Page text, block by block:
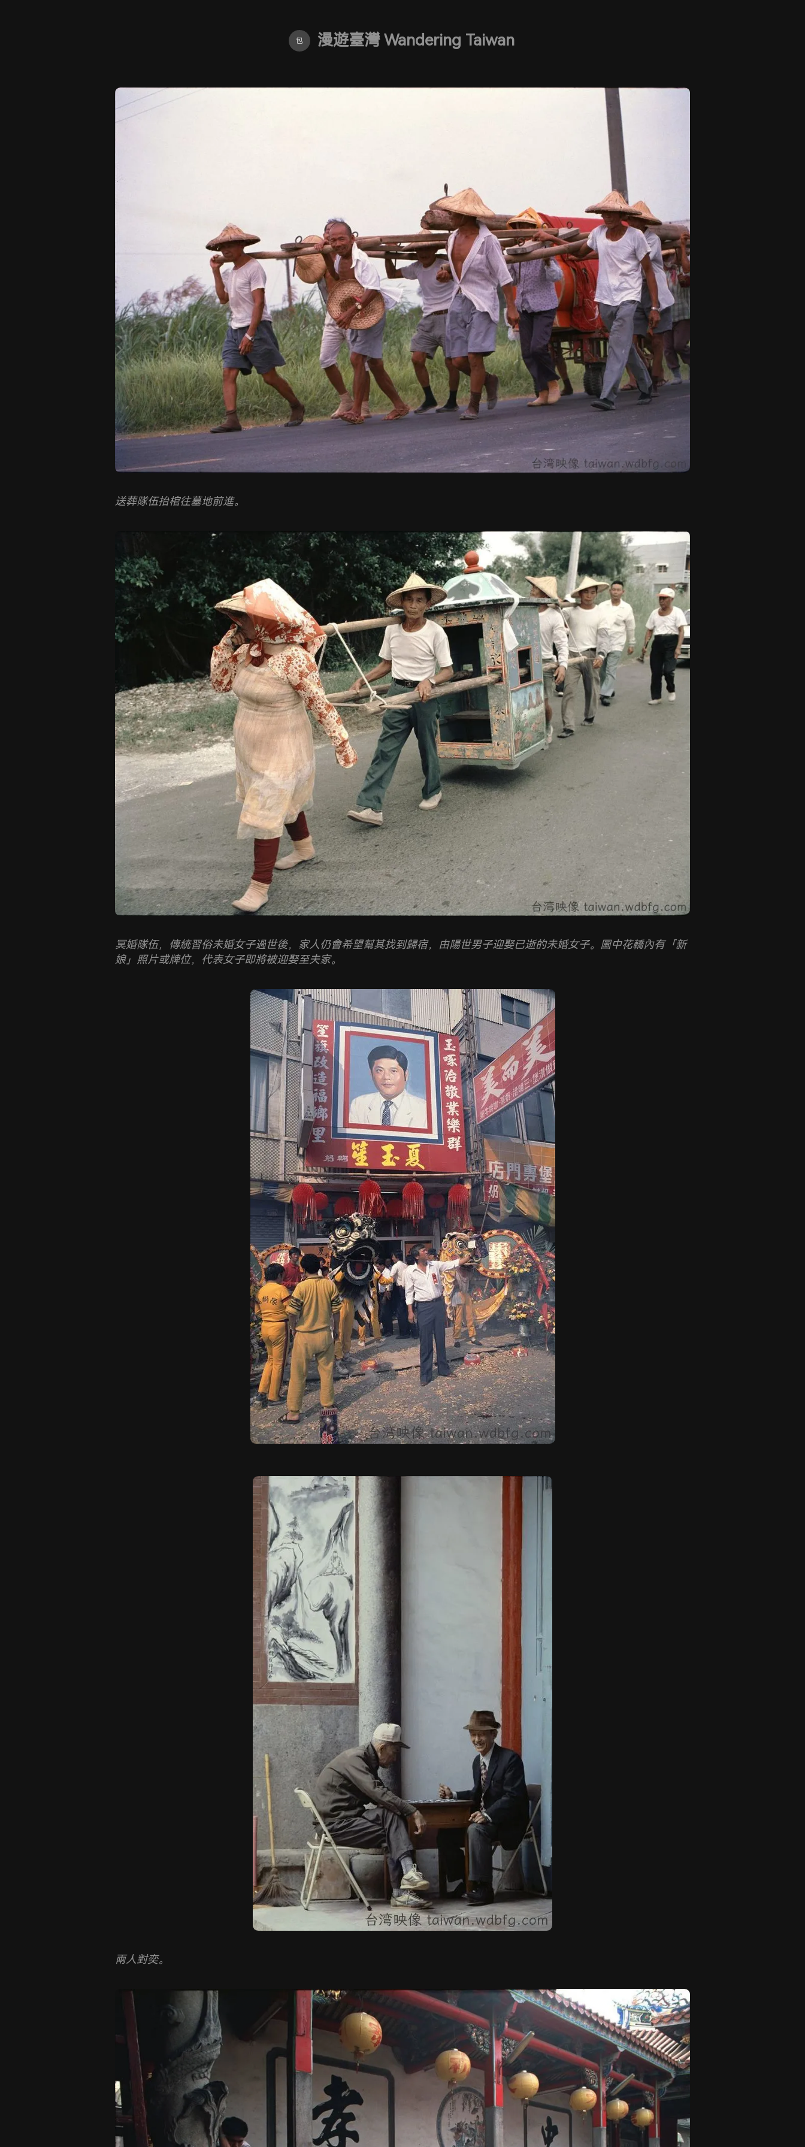
包 漫遊臺灣 Wandering Taiwan
送葬隊伍抬棺往墓地前進。
冥婚隊伍，傳統習俗未婚女子過世後，家人仍會希望幫其找到歸宿，由陽世男子迎娶已逝的未婚女子。圖中花轎內有「新
娘」照片或牌位，代表女子即將被迎娶至夫家。
兩人對奕。